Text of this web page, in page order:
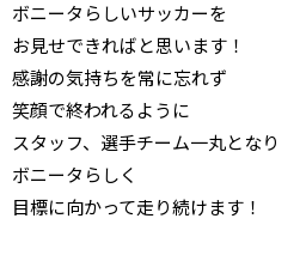
ボニータらしいサッカーを
お見せできればと思います！
感謝の気持ちを常に忘れず
笑顔で終われるように
スタッフ、選手チーム一丸となり
ボニータらしく
目標に向かって走り続けます！